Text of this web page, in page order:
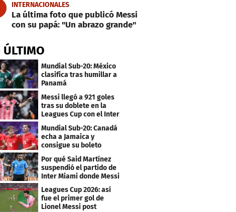
INTERNACIONALES
La última foto que publicó Messi
con su papá: "Un abrazo grande"
ÚLTIMO
Mundial Sub-20: México
clasifica tras humillar a
Panamá
Messi llegó a 921 goles
tras su doblete en la
Leagues Cup con el Inter
Miami
Mundial Sub-20: Canadá
echa a Jamaica y
consigue su boleto
Por qué Said Martínez
suspendió el partido de
Inter Miami donde Messi
Leagues Cup 2026: así
fue el primer gol de
Lionel Messi post